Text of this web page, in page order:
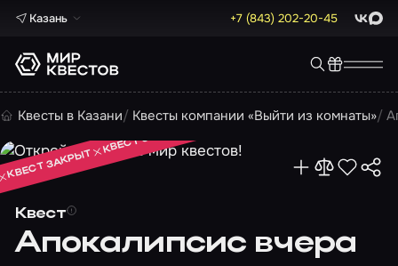
Казань +7 (843) 202-20-45 Max
Квесты в Казани Квесты компании «Выйти из комнаты»
Квест
Апокалипсис вчера
КВЕСТ ЗАКРЫТ
КВЕСТ ЗАКРЫТ
КВЕСТ ЗАКРЫТ